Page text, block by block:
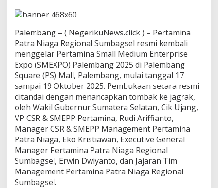
s
i
B
u
k
a
S
M
E
X
P
P
a
l
e
Palembang – ( NegerikuNews.click ) – Pertamina
Patra Niaga Regional Sumbagsel resmi kembali
menggelar Pertamina Small Medium Enterprise
Expo (SMEXPO) Palembang 2025 di Palembang
Square (PS) Mall, Palembang, mulai tanggal 17
sampai 19 Oktober 2025. Pembukaan secara resmi
ditandai dengan menancapkan tombak ke jagrak,
oleh Wakil Gubernur Sumatera Selatan, Cik Ujang,
VP CSR & SMEPP Pertamina, Rudi Ariffianto,
Manager CSR & SMEPP Management Pertamina
Patra Niaga, Eko Kristiawan, Executive General
Manager Pertamina Patra Niaga Regional
Sumbagsel, Erwin Dwiyanto, dan Jajaran Tim
Management Pertamina Patra Niaga Regional
Sumbagsel.